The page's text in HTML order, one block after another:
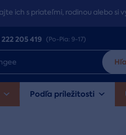
ich s priateľmi, rodinou alebo si
222 205 419 (Po-Pia: 9-17)
Podľa príležitosti